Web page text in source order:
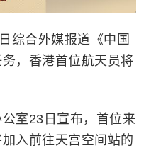
合外媒报道《中国
，香港首位航天员将
室23日宣布，首位来
入前往天宫空间站的